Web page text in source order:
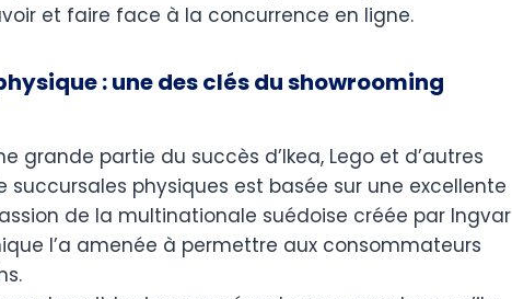
et faire face à la concurrence en ligne.
: une des clés du showrooming
grande partie du succès d’Ikea, Lego et d’autres
physiques est basée sur une excellente
de la multinationale suédoise créée par Ingvar
l’a amenée à permettre aux consommateurs